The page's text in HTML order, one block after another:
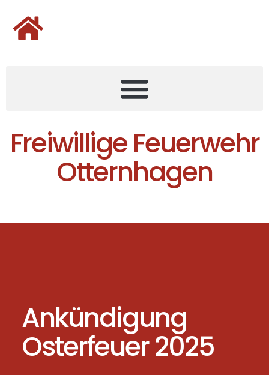
Freiwillige Feuerwehr
Otternhagen
Ankündigung
Osterfeuer 2025